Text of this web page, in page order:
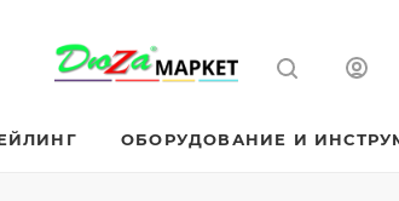
ОБОРУДОВАНИЕ И